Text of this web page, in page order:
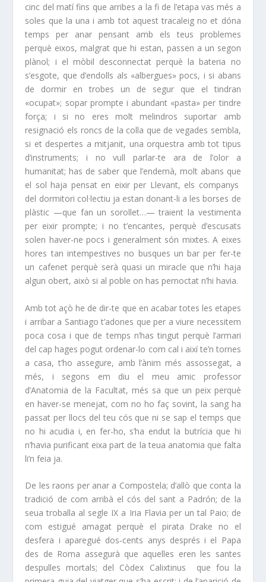
cinc del matí fins que arribes a la fi de l’etapa vas més a
soles que la una i amb tot aquest tracaleig no et dóna
temps per anar pensant amb els teus problemes
perquè eixos, malgrat que hi estan, passen a un segon
plànol; i el mòbil desconnectat perquè la bateria no
s’esgote, que d’endolls als «albergues» pocs, i si abans
de dormir en trobes un de segur que el tindran
«ocupat»; sopar prompte i abundant «pasta» per tindre
força; i si no eres molt melindros suportar amb
resignació els roncs de la colla que de vegades sembla,
si et despertes a mitjanit, una orquestra amb tot tipus
d’instruments; i no vull parlar-te ara de l’olor a
humanitat; has de saber que l’endemà, molt abans que
el sol haja pensat en eixir per Llevant, els companys
del dormitori col·lectiu ja estan donant-li a les borses de
plàstic —que fan un sorollet…— traient la vestimenta
per eixir prompte; i no t’encantes, perquè d’escusats
solen haver-ne pocs i generalment són mixtes. A eixes
hores tan intempestives no busques un bar per fer-te
un cafenet perquè serà quasi un miracle que n’hi haja
algun obert, això si al poble on has pernoctat n’hi havia.
Amb tot açò he de dir-te que en acabar totes les etapes
i arribar a Santiago t’adones que per a viure necessitem
poca cosa i que de temps n’has tingut perquè l’armari
del cap hages pogut ordenar-lo com cal i així te’n tornes
a casa, t’ho assegure, amb l’ànim més assossegat, a
més, i segons em diu el meu amic professor
d’Anatomia de la Facultat, més sa que un peix perquè
en haver-se menejat, com no ho faç sovint, la sang ha
passat per llocs del teu cós que ni se sap el temps que
no hi acudia i, en fer-ho, s’ha endut la butrícia que hi
n’havia purificant eixa part de la teua anatomia que falta
li’n feia ja.
De les raons per anar a Compostela; d’allò que conta la
tradició de com arribà el cós del sant a Padrón; de la
seua troballa al segle IX a Iria Flavia per un tal Paio; de
com estigué amagat perquè el pirata Drake no el
desfera i aparegué dos-cents anys després i el Papa
des de Roma assegurà que aquelles eren les santes
despulles mortals; del Còdex Calixtinus que fou la